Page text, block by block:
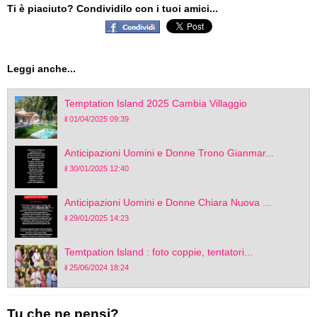
Ti è piaciuto? Condividilo con i tuoi amici...
Leggi anche...
Temptation Island 2025 Cambia Villaggio
il 01/04/2025 09:39
Anticipazioni Uomini e Donne Trono Gianmar...
il 30/01/2025 12:40
Anticipazioni Uomini e Donne Chiara Nuova ...
il 29/01/2025 14:23
Temtpation Island : foto coppie, tentatori...
il 25/06/2024 18:24
Tu che ne pensi?